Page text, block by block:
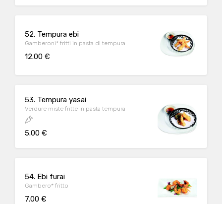
52. Tempura ebi
Gamberoni* fritti in pasta di tempura
12.00 €
53. Tempura yasai
Verdure miste fritte in pasta tempura
5.00 €
54. Ebi furai
Gambero* fritto
7.00 €